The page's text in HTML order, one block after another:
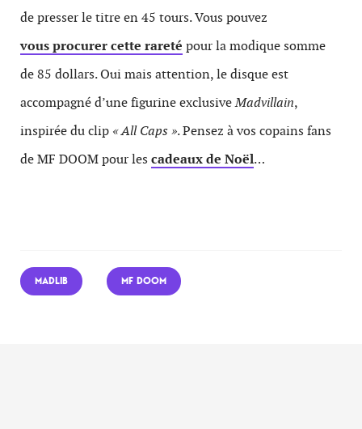
de presser le titre en 45 tours. Vous pouvez
vous procurer cette rareté pour la modique somme
de 85 dollars. Oui mais attention, le disque est
accompagné d’une figurine exclusiveMadvillain,
inspirée du clip « All Caps ». Pensez à vos copains fans
de MF DOOM pour les cadeaux de Noël…
MADLIB MF DOOM